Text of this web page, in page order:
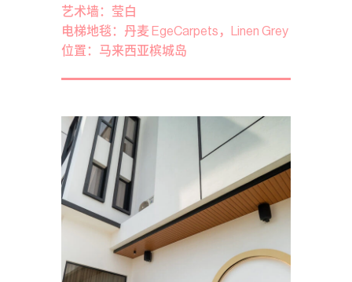
艺术墙：莹白
电梯地毯：丹麦 EgeCarpets，Linen Grey
位置：马来西亚槟城岛